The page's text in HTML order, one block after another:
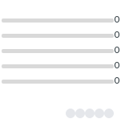
0
0
0
0
0